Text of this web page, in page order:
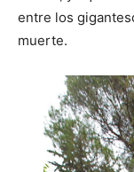
entre los
muerte.